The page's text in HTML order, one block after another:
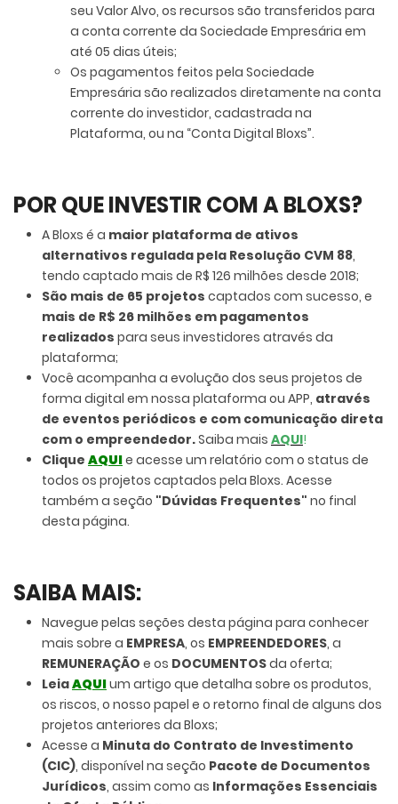
seu Valor Alvo, os recursos são transferidos para
a conta corrente da Sociedade Empresária em
até 05 dias úteis;
Os pagamentos feitos pela Sociedade
Empresária são realizados diretamente na conta
corrente do investidor, cadastrada na
Plataforma, ou na “Conta Digital Bloxs”.
POR QUE INVESTIR COM A BLOXS?
A Bloxs é a maior plataforma de ativos
alternativos regulada pela Resolução CVM 88,
tendo captado mais de R$ 126 milhões desde 2018;
São mais de 65 projetos captados com sucesso, e
mais de R$ 26 milhões em pagamentos
realizados para seus investidores através da
plataforma;
Você acompanha a evolução dos seus projetos de
forma digital em nossa plataforma ou APP, através
de eventos periódicos e com comunicação direta
com o empreendedor.Saiba mais AQUI!
Clique AQUIe acesse um relatório com o status de
todos os projetos captados pela Bloxs. Acesse
também a seção "Dúvidas Frequentes" no final
desta página.
SAIBA MAIS:
Navegue pelas seções desta página para conhecer
mais sobre a EMPRESA, os EMPREENDEDORES, a
REMUNERAÇÃO e os DOCUMENTOSda oferta;
LeiaAQUIum artigo que detalha sobre os produtos,
os riscos, o nosso papel e o retorno final de alguns dos
projetos anteriores da Bloxs;
Acesse a Minuta do Contrato de Investimento
(CIC), disponível na seção Pacote de Documentos
Jurídicos, assim como as Informações Essenciais